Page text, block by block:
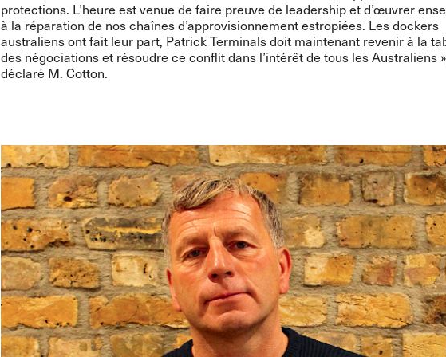
protections. L’heure est venue de faire preuve de leadership et d’œuvrer
à la réparation de nos chaînes d’approvisionnement estropiées. Les dockers
australiens ont fait leur part, Patrick Terminals doit maintenant revenir à la
des négociations et résoudre ce conflit dans l’intérêt de tous les Australiens
déclaré M. Cotton.